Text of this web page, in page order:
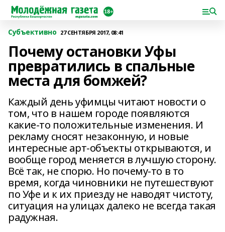
Субъективно 27 СЕНТЯБРЯ 2017, 08:41
Почему остановки Уфы
превратились в спальные
места для бомжей?
Каждый день уфимцы читают новости о
том, что в нашем городе появляются
какие-то положительные изменения. И
рекламу сносят незаконную, и новые
интересные арт-объекты открываются, и
вообще город меняется в лучшую сторону.
Всё так, не спорю. Но почему-то в то
время, когда чиновники не путешествуют
по Уфе и к их приезду не наводят чистоту,
ситуация на улицах далеко не всегда такая
радужная.